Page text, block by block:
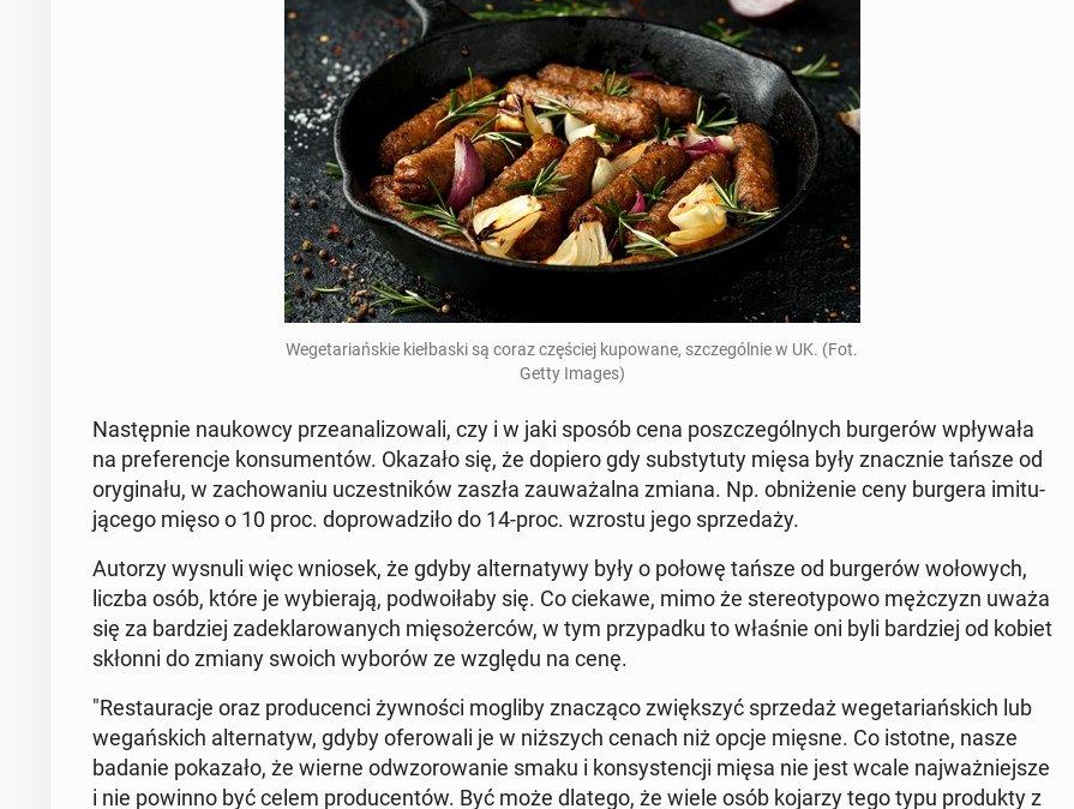
We­ge­ta­riań­skie kieł­ba­ski są coraz czę­ściej ku­po­wa­ne, szcze­gól­nie w UK. (Fot.
Getty Images)
Na­stęp­nie na­ukow­cy prze­ana­li­zo­wa­li, czy i w jaki sposób cena po­szcze­gól­nych bur­ge­rów wpły­wa­ła
na pre­fe­ren­cje kon­su­men­tów. Okazało się, że dopiero gdy sub­sty­tu­ty mięsa były znacz­nie tańsze od
ory­gi­na­łu, w za­cho­wa­niu uczest­ni­ków zaszła za­uwa­żal­na zmiana. Np. ob­ni­że­nie ceny burgera imi­tu­
ją­ce­go mięso o 10 proc. do­pro­wa­dzi­ło do 14-proc. wzrostu jego sprze­da­ży.
Autorzy wysnuli więc wniosek, że gdyby al­ter­na­ty­wy były o połowę tańsze od bur­ge­rów wo­ło­wych,
liczba osób, które je wy­bie­ra­ją, po­dwo­iła­by się. Co ciekawe, mimo że ste­reo­ty­po­wo męż­czyzn uważa
się za bar­dziej za­de­kla­ro­wa­nych mię­so­żer­ców, w tym przy­pad­ku to właśnie oni byli bar­dziej od kobiet
skłonni do zmiany swoich wyborów ze względu na cenę.
"Re­stau­ra­cje oraz pro­du­cen­ci żyw­no­ści mogliby zna­czą­co zwięk­szyć sprze­daż we­ge­ta­riań­skich lub
we­gań­skich al­ter­na­tyw, gdyby ofe­ro­wa­li je w niż­szych cenach niż opcje mięsne. Co istotne, nasze
badanie po­ka­za­ło, że wierne od­wzo­ro­wa­nie smaku i kon­sy­sten­cji mięsa nie jest wcale naj­waż­niej­sze
i nie powinno być celem pro­du­cen­tów. Być może dlatego, że wiele osób kojarzy tego typu pro­duk­ty z